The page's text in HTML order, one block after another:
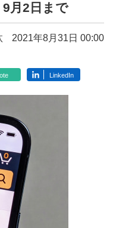
月2日まで
2021年8月31日 00:00
LinkedIn